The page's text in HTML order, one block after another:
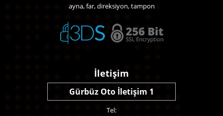
ayna, far, direksiyon, tampon
İletişim
Gürbüz Oto İletişim 1
Tel: